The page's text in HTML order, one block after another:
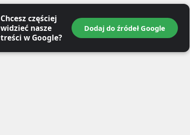
Chcesz częściej
widzieć nasze
treści w Google?
Dodaj do źródeł Google